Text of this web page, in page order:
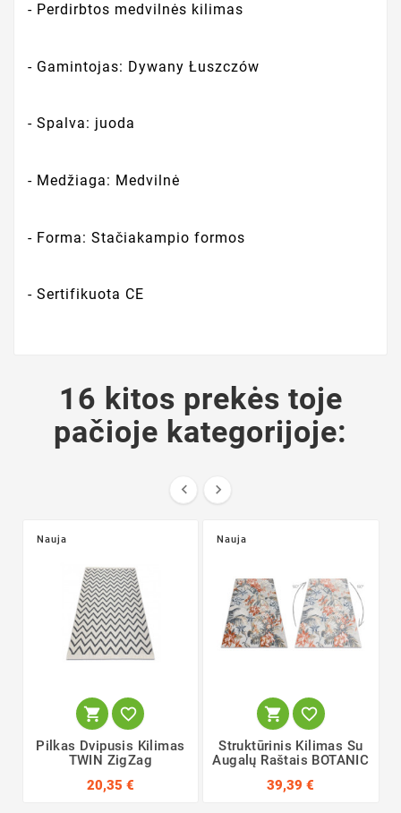
- Perdirbtos medvilnės kilimas
- Gamintojas: Dywany Łuszczów
- Spalva: juoda
- Medžiaga: Medvilnė
- Forma: Stačiakampio formos
- Sertifikuota CE
16 kitos prekės toje
pačioje kategorijoje:
 
Nauja
 
Pilkas Dvipusis Kilimas
TWIN ZigZag
20,35 €
Nauja
 
Struktūrinis Kilimas Su
Augalų Raštais BOTANIC
39,39 €